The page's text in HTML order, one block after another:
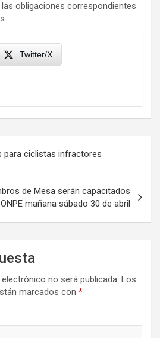
obligaciones correspondientes
Twitter/X
para ciclistas infractores
de Mesa serán capacitados
mañana sábado 30 de abril
no será publicada. Los
marcados con *